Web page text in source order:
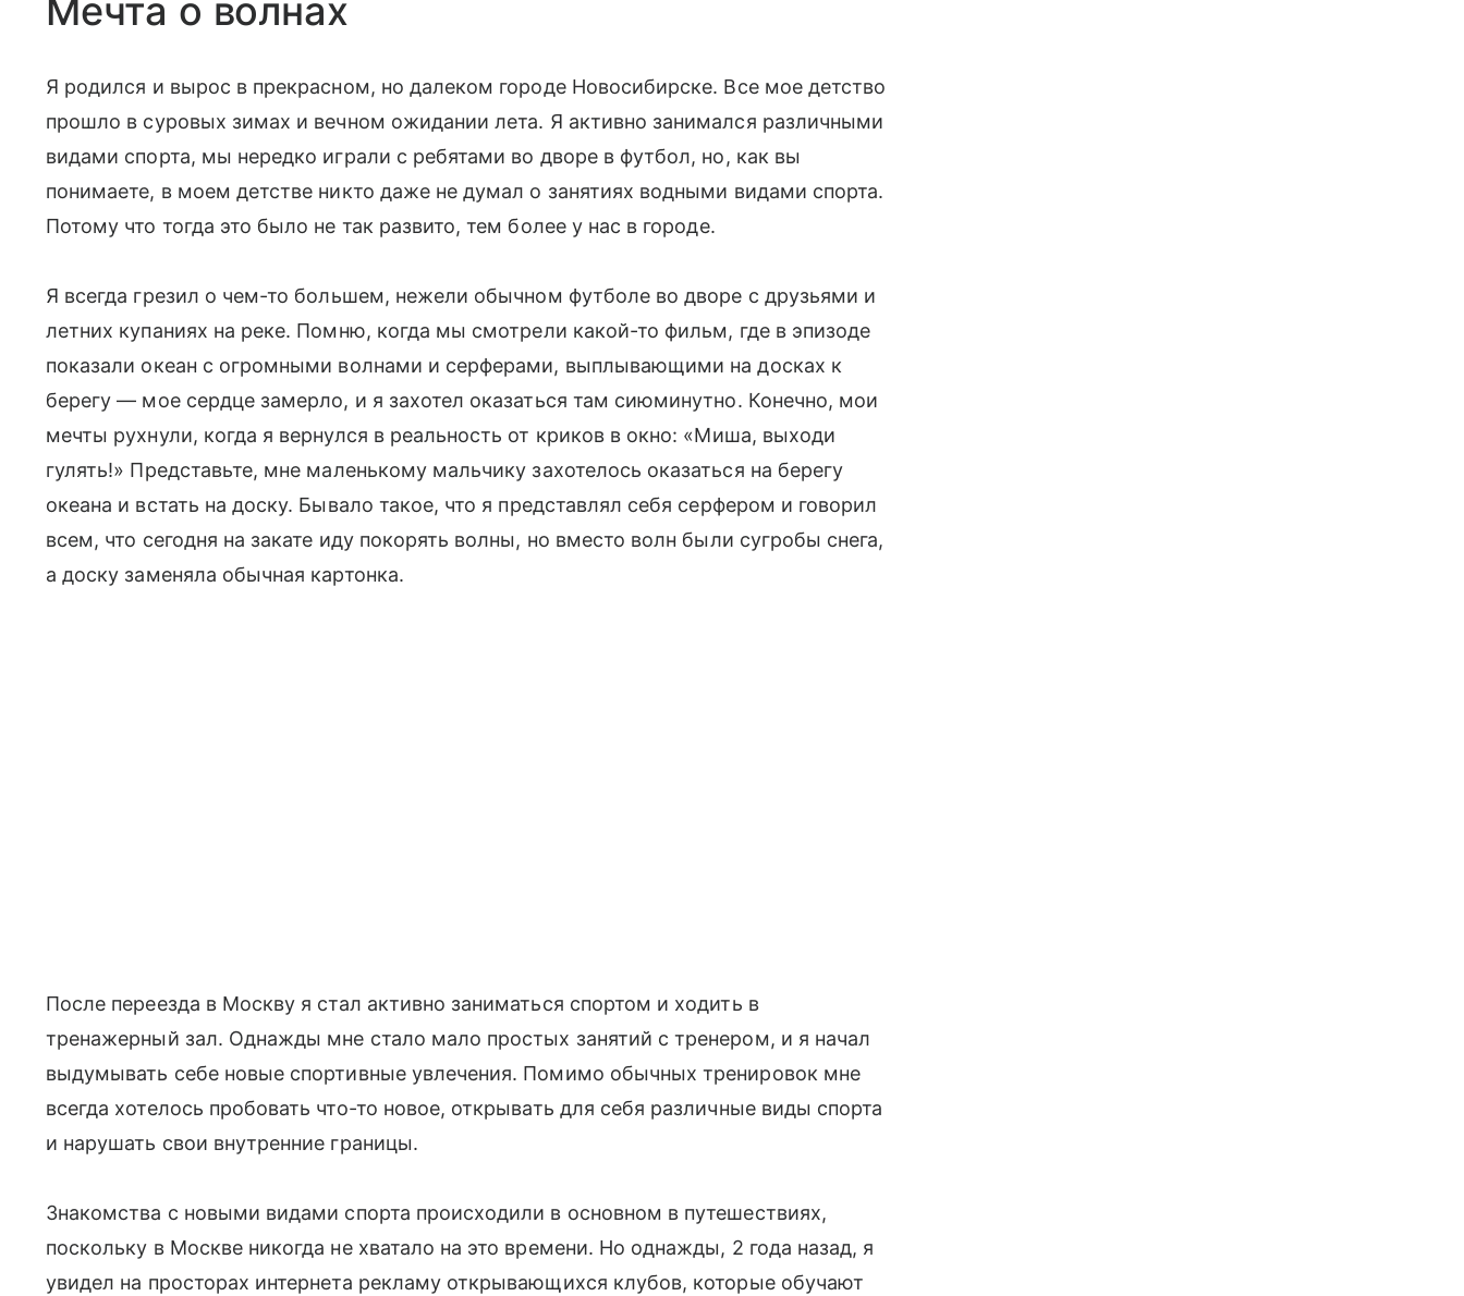
Мечта о волнах
Я родился и вырос в прекрасном, но далеком городе Новосибирске. Все мое детство
прошло в суровых зимах и вечном ожидании лета. Я активно занимался различными
видами спорта, мы нередко играли с ребятами во дворе в футбол, но, как вы
понимаете, в моем детстве никто даже не думал о занятиях водными видами спорта.
Потому что тогда это было не так развито, тем более у нас в городе.
Я всегда грезил о чем-то большем, нежели обычном футболе во дворе с друзьями и
летних купаниях на реке. Помню, когда мы смотрели какой-то фильм, где в эпизоде
показали океан с огромными волнами и серферами, выплывающими на досках к
берегу — мое сердце замерло, и я захотел оказаться там сиюминутно. Конечно, мои
мечты рухнули, когда я вернулся в реальность от криков в окно: «Миша, выходи
гулять!» Представьте, мне маленькому мальчику захотелось оказаться на берегу
океана и встать на доску. Бывало такое, что я представлял себя серфером и говорил
всем, что сегодня на закате иду покорять волны, но вместо волн были сугробы снега,
а доску заменяла обычная картонка.
После переезда в Москву я стал активно заниматься спортом и ходить в
тренажерный зал. Однажды мне стало мало простых занятий с тренером, и я начал
выдумывать себе новые спортивные увлечения. Помимо обычных тренировок мне
всегда хотелось пробовать что-то новое, открывать для себя различные виды спорта
и нарушать свои внутренние границы.
Знакомства с новыми видами спорта происходили в основном в путешествиях,
поскольку в Москве никогда не хватало на это времени. Но однажды, 2 года назад, я
увидел на просторах интернета рекламу открывающихся клубов, которые обучают